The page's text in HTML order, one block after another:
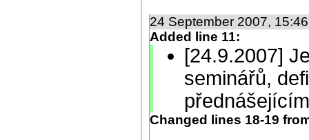
24 September 2007,
Added line 11:
[24.9.2007]
seminářů,
Changed lines 18-19